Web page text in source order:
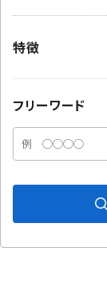
特徴
フリーワード